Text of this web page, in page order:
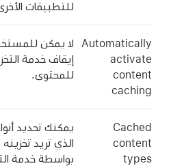
للتطبيقات
Automatically
activate
content
caching
لا يمكن
إيقاف خدمة
للمحتوى.
Cached
content
types
يمكنك تحديد
الذي تريد تخزينه
بواسطة خدمة